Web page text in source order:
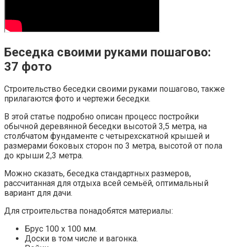
Беседка своими руками пошагово:
37 фото
Строительство беседки своими руками пошагово, также
прилагаются фото и чертежи беседки.
В этой статье подробно описан процесс постройки
обычной деревянной беседки высотой 3,5 метра, на
столбчатом фундаменте с четырехскатной крышей и
размерами боковых сторон по 3 метра, высотой от пола
до крыши 2,3 метра.
Можно сказать, беседка стандартных размеров,
рассчитанная для отдыха всей семьёй, оптимальный
вариант для дачи.
Для строительства понадобятся материалы:
Брус 100 х 100 мм.
Доски в том числе и вагонка.